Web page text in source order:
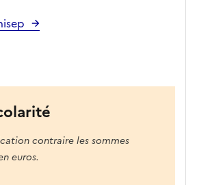
contraire les sommes
euros.